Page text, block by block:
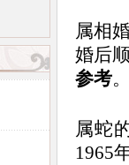
属相
婚后
参考
属蛇
1965